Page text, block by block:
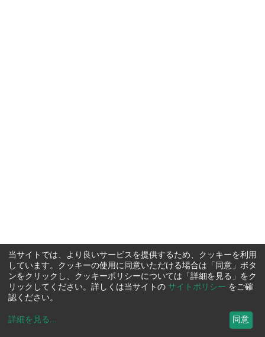
当サイトでは、より良いサービスを提供するため、クッキーを利用
しています。クッキーの使用に同意いただける場合は「同意」ボタ
ンをクリックし、クッキーポリシーについては「詳細を見る」をク
リックしてください。詳しくは当サイトの サイトポリシー をご確
認ください。
詳細を見る ... 同意